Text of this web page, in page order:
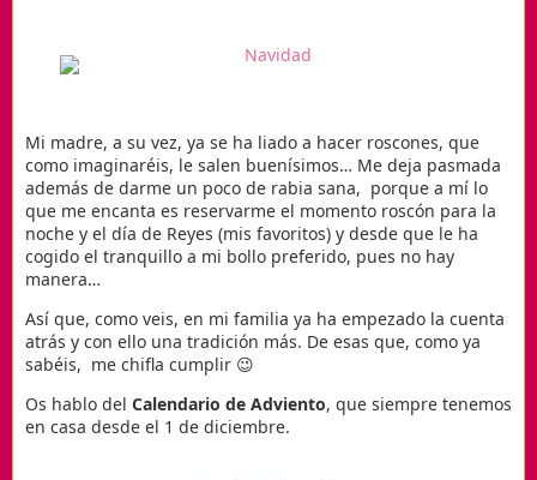
Mi madre, a su vez, ya se ha liado a hacer roscones, que
como imaginaréis, le salen buenísimos… Me deja pasmada
además de darme un poco de rabia sana, porque a mí lo
que me encanta es reservarme el momento roscón para la
noche y el día de Reyes (mis favoritos) y desde que le ha
cogido el tranquillo a mi bollo preferido, pues no hay
manera…
Así que, como veis, en mi familia ya ha empezado la cuenta
atrás y con ello una tradición más. De esas que, como ya
sabéis, me chifla cumplir 😉
Os hablo del Calendario de Adviento, que siempre tenemos
en casa desde el 1 de diciembre.